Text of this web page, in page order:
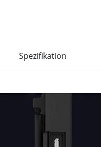
Spezifikation